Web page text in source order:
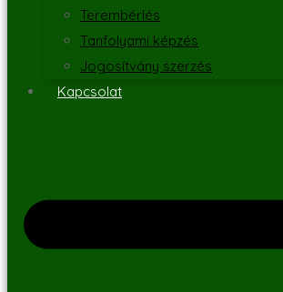
Terembérlés
Tanfolyami képzés
Jogosítvány szerzés
Kapcsolat